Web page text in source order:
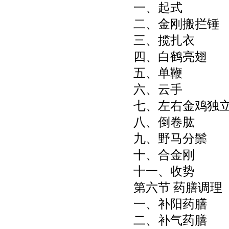
一、起式
二、金刚搬拦锤
三、揽扎衣
四、白鹤亮翅
五、单鞭
六、云手
七、左右金鸡独
八、倒卷肱
九、野马分鬃
十、合金刚
十一、收势
第六节 药膳调理
一、补阳药膳
二、补气药膳